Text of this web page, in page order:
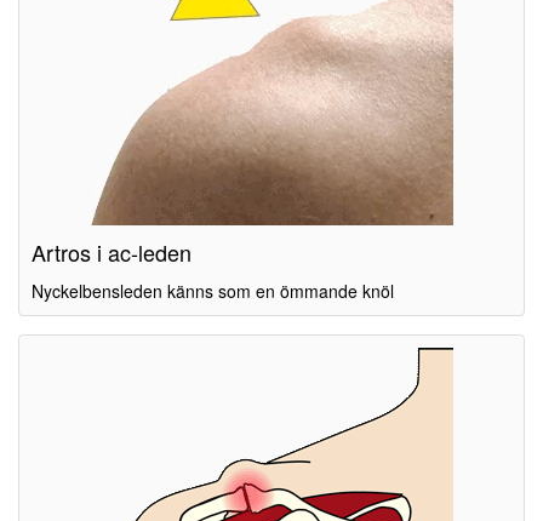
Artros i ac-leden
Nyckelbensleden känns som en ömmande knöl